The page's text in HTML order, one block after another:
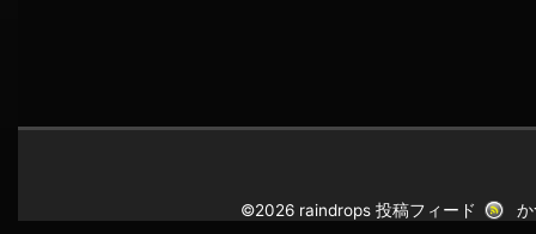
©2026 raindrops投稿フィード